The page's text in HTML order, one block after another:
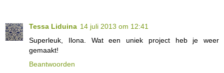
Tessa Liduina 14 juli 2013 om 12:41
Superleuk, Ilona. Wat een uniek project heb je weer
gemaakt!
Beantwoorden